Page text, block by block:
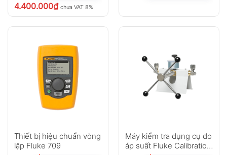
4.400.000₫ chưa VAT 8%
Thiết bị hiệu chuẩn vòng
lặp Fluke 709
Máy kiểm tra dụng cụ đo
áp suất Fluke Calibration